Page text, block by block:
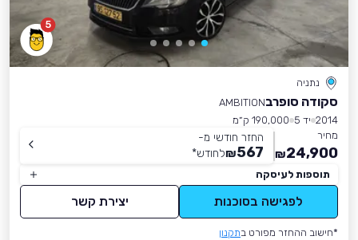
5
נתניה
סקודה סופרבAMBITION
2014 יד 5
190,000 ק״מ
מחיר
24,900
₪
החזר חודשי מ-
567
₪לחודש*
תוספות לעיסקה
לפגישה בסוכנות יצירת קשר
*חישוב ההחזר מפורט בתקנון